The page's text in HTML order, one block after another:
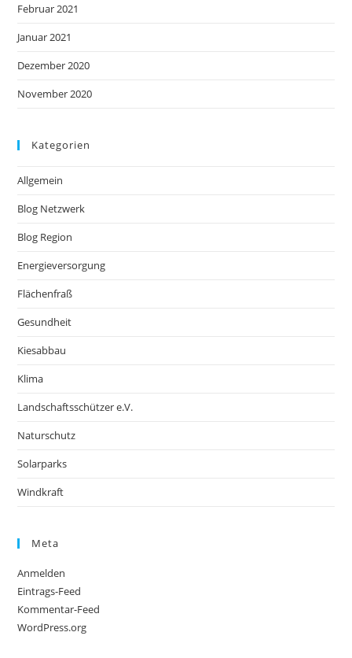
Februar 2021
Januar 2021
Dezember 2020
November 2020
Kategorien
Allgemein
Blog Netzwerk
Blog Region
Energieversorgung
Flächenfraß
Gesundheit
Kiesabbau
Klima
Landschaftsschützer e.V.
Naturschutz
Solarparks
Windkraft
Meta
Anmelden
Eintrags-Feed
Kommentar-Feed
WordPress.org